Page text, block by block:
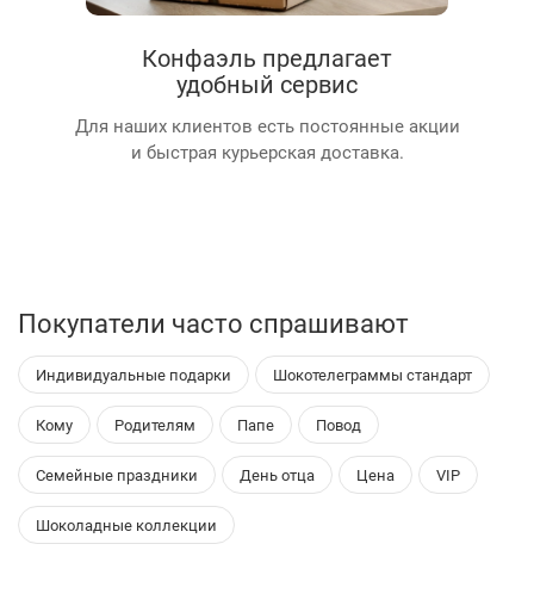
Конфаэль предлагает
удобный сервис
Для наших клиентов есть постоянные акции
и быстрая курьерская доставка.
Покупатели часто спрашивают
Индивидуальные подарки Шокотелеграммы стандарт
Кому Родителям Папе Повод
Семейные праздники День отца Цена VIP
Шоколадные коллекции